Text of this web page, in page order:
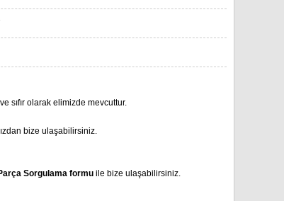
sıfır olarak elimizde mevcuttur.
bize ulaşabilirsiniz.
Sorgulama formu ile bize ulaşabilirsiniz.